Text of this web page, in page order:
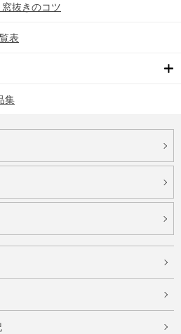
抜きのコツ
表
集